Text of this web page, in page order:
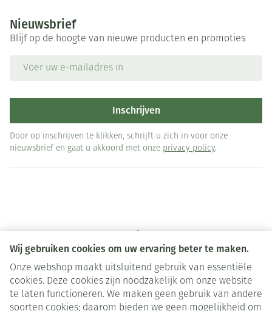
Wij gebruiken cookies om uw ervaring beter te maken.
Onze webshop maakt uitsluitend gebruik van essentiële
cookies. Deze cookies zijn noodzakelijk om onze website
te laten functioneren. We maken geen gebruik van andere
soorten cookies; daarom bieden we geen mogelijkheid om
Nieuwsbrief
Blijf op de hoogte van nieuwe producten en promoties
Inschrijven
Door op inschrijven te klikken, schrijft u zich in voor onze
nieuwsbrief en gaat u akkoord met onze privacy policy.
Juridische links